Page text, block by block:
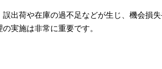
出荷や在庫の過不足などが生じ、機会損
実施は非常に重要です。